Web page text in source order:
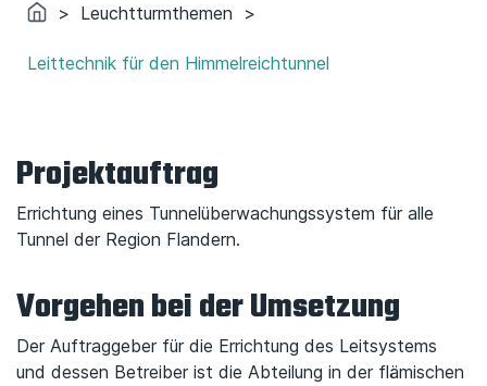
> Leuchtturmthemen >
Leittechnik für den Himmelreichtunnel
Projektauftrag
Errichtung eines Tunnelüberwachungssystem für alle
Tunnel der Region Flandern.
Vorgehen bei der Umsetzung
Der Auftraggeber für die Errichtung des Leitsystems
und dessen Betreiber ist die Abteilung in der flämischen